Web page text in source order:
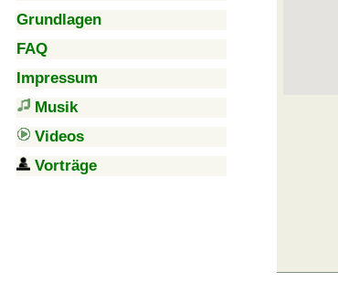
Grundlagen
FAQ
Impressum
Musik
Videos
Vorträge